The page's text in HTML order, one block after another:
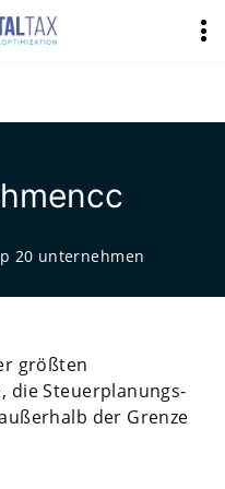
20 unternehmen
größten
die Steuerplanungs-
der Grenze